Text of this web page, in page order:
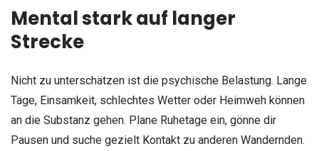
Mental stark auf langer
Strecke
Nicht zu unterschätzen ist die psychische Belastung. Lange
Tage, Einsamkeit, schlechtes Wetter oder Heimweh können
an die Substanz gehen. Plane Ruhetage ein, gönne dir
Pausen und suche gezielt Kontakt zu anderen Wandernden.